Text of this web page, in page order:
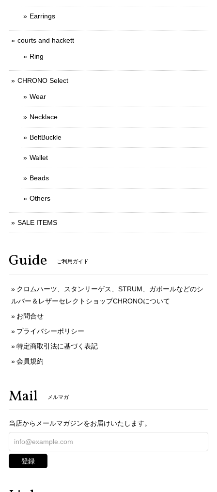
Earrings
courts and hackett
Ring
CHRONO Select
Wear
Necklace
BeltBuckle
Wallet
Beads
Others
SALE ITEMS
Guide ご利用ガイド
クロムハーツ、スタンリーゲス、STRUM、ガボールなどのシ
ルバー＆レザーセレクトショップCHRONOについて
お問合せ
プライバシーポリシー
特定商取引法に基づく表記
会員規約
Mail メルマガ
当店からメールマガジンをお届けいたします。
登録